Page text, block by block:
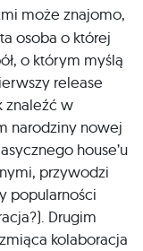
może znajomo,
osoba o której
o którym myślą
release
znaleźć w
narodziny nowej
house’u
przywodzi
popularności
Drugim
kolaboracja